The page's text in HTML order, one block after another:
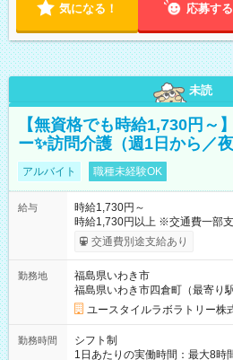
気になる！ 応募する
未読
【無資格でも時給1,730円～
ー✨訪問介護（週1日から／
アルバイト 職種未経験OK
給与
時給1,730円～
時給1,730円以上 ※交通費一部
考慮して決定します 【収入例】 週1回勤務の場合：1,730円×8時
間×4回=5万5,360円 週3回勤務の場合：1,730円×8時間×12回
月 ※ 雇用形態と給与に、本採用
用形態：本採用時と同じです。
交通費別途支給あり
勤務地
福島県いわき市
福島県いわき市四倉町（最寄り
ユースタイルラボラトリー株
勤務時間
シフト制
1日あたりの実働時間：最大8時